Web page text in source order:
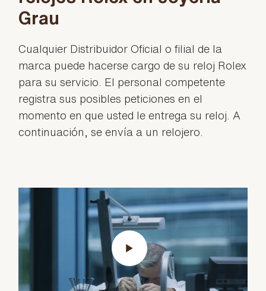
Grau
Cualquier Distribuidor Oficial o filial de la
marca puede hacerse cargo de su reloj Rolex
para su servicio. El personal competente
registra sus posibles peticiones en el
momento en que usted le entrega su reloj. A
continuación, se envía a un relojero.